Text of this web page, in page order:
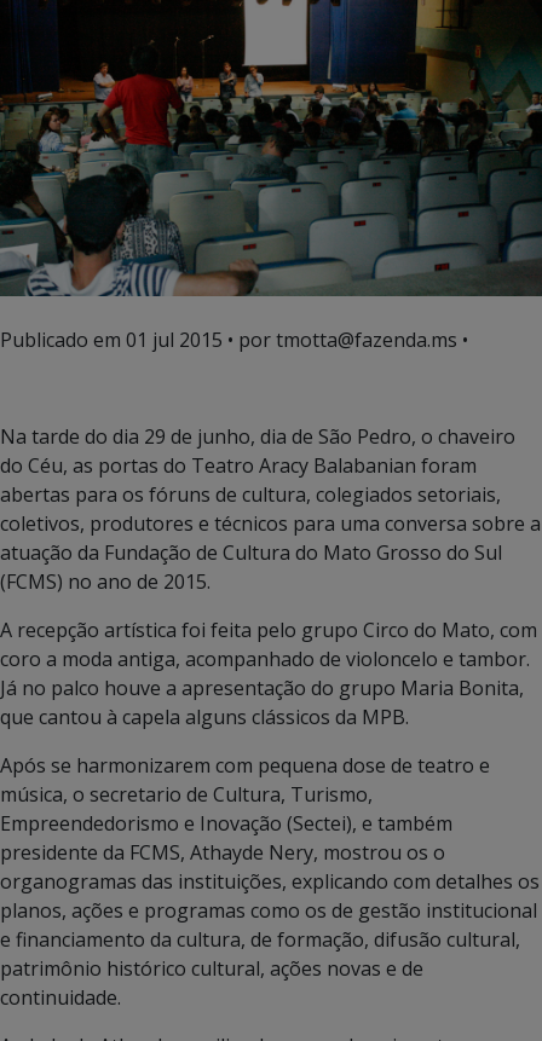
Publicado em 01 jul 2015 • por tmotta@fazenda.ms •
Na tarde do dia 29 de junho, dia de São Pedro, o chaveiro
do Céu, as portas do Teatro Aracy Balabanian foram
abertas para os fóruns de cultura, colegiados setoriais,
coletivos, produtores e técnicos para uma conversa sobre a
atuação da Fundação de Cultura do Mato Grosso do Sul
(FCMS) no ano de 2015.
A recepção artística foi feita pelo grupo Circo do Mato, com
coro a moda antiga, acompanhado de violoncelo e tambor.
Já no palco houve a apresentação do grupo Maria Bonita,
que cantou à capela alguns clássicos da MPB.
Após se harmonizarem com pequena dose de teatro e
música, o secretario de Cultura, Turismo,
Empreendedorismo e Inovação (Sectei), e também
presidente da FCMS, Athayde Nery, mostrou os o
organogramas das instituições, explicando com detalhes os
planos, ações e programas como os de gestão institucional
e financiamento da cultura, de formação, difusão cultural,
patrimônio histórico cultural, ações novas e de
continuidade.